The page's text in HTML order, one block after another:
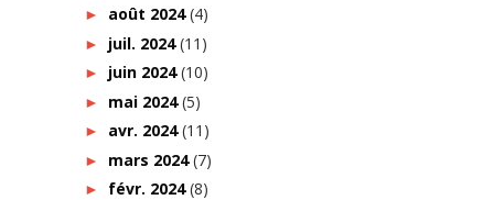
► août 2024(4)
► juil. 2024(11)
► juin 2024(10)
► mai 2024(5)
► avr. 2024(11)
► mars 2024(7)
► févr. 2024(8)